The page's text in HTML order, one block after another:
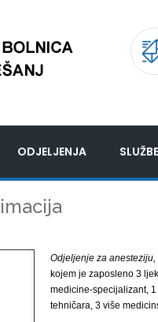
ODJELJENJA SLUŽBE
Odjeljenje za
kojem je zaposleno 3
medicine-specijalizant,
tehničara, 3 više